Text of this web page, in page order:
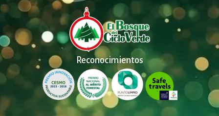
Reconocimientos